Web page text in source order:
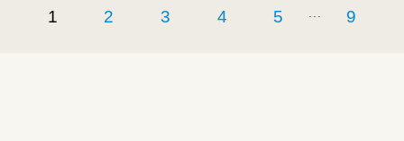
1 2 3 4 5 ... 9